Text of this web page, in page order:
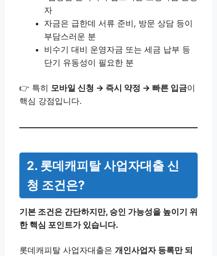
자
자금은 급한데 서류 준비, 방문 상담 등이
부담스러운 분
비수기 대비 운영자금 또는 세금 납부 등
단기 유동성이 필요한 분
👉 특히 모바일 신청 → 즉시 약정 → 빠른 입금이
핵심 강점입니다.
2. 롯데캐피탈 사업자대출 신
청 조건은?
기본 조건은 간단하지만, 승인 가능성을 높이기 위
한 핵심 포인트가 있습니다.
롯데캐피탈 사업자대출은 개인사업자 등록만 되